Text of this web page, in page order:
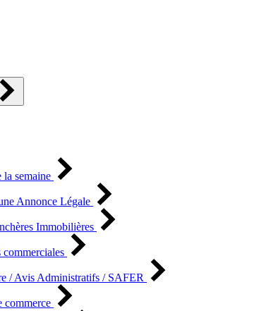
la semaine
Annonce Légale
Immobilières
/ Avis Administratifs / SAFER
commerce